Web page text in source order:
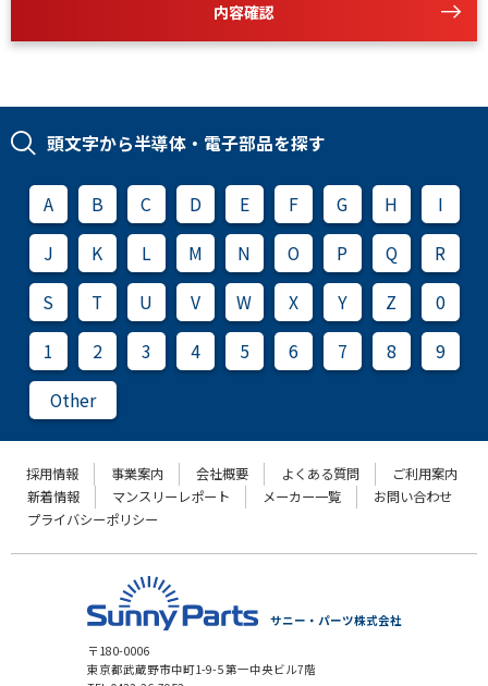
内容確認
頭文字から半導体・電子部品を探す
A B C D E F G H
I
J
K L M N O P Q
R
S
T U V W X Y Z
0
1
2 3 4 5 6 7 8
9
Other
採用情報 事業案内 会社概要 よくある質問
ご利用案内
新着情報
マンスリーレポート メーカー一覧
お問い合わせ
プライバシーポリシー
サニー・パーツ株式会社
〒180-0006
東京都武蔵野市中町1-9-5 第一中央ビル7階